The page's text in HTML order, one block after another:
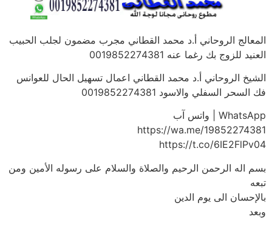
المعالج الروحاني أ.د محمد القطاني مجرب مضمون لجلب الحبيب
العنيد للزوج بك رغما عنه 0019852274381
الشيخ الروحاني أ.د محمد القطاني اعمال تسهيل الحال للعوانس
فك السحر السفلي والاسود 0019852274381
WhatsApp | واتس آب
https://wa.me/19852274381
https://t.co/6IE2FlPv04
بسم اله الرحمن الرحيم والصلاة والسلام على رسوله الأمين ومن
تبعه
بالإحسان الى يوم الدين
وبعد